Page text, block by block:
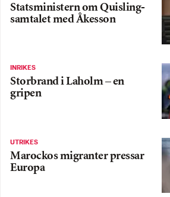
Statsministern om Quisling-
samtalet med Åkesson
INRIKES
Storbrand i Laholm – en
gripen
UTRIKES
Marockos migranter pressar
Europa